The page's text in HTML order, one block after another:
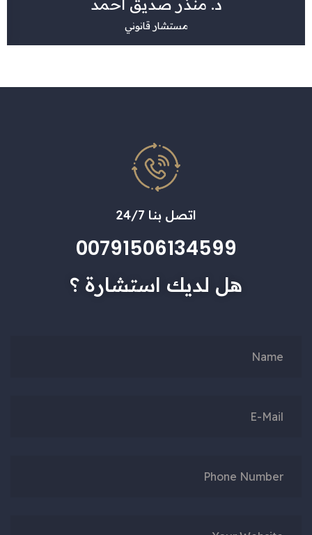
د. منذر صديق أحمد
مستشار قانوني
اتصل بنا 24/7
00791506134599
هل لديك استشارة ؟